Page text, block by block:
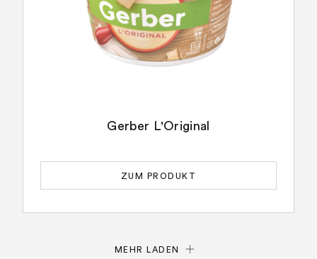
Gerber L'Original
ZUM PRODUKT
MEHR LADEN